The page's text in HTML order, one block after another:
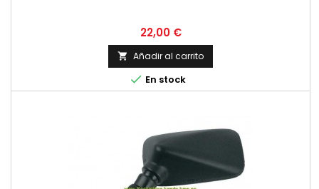
Precio
22,00 €
 Añadir al carrito
 En stock